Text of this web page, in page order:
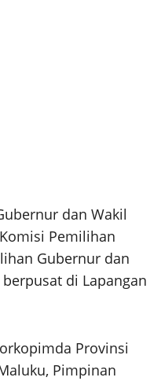
dan Wakil
Pemilihan
Gubernur dan
di Lapangan
Provinsi
Pimpinan